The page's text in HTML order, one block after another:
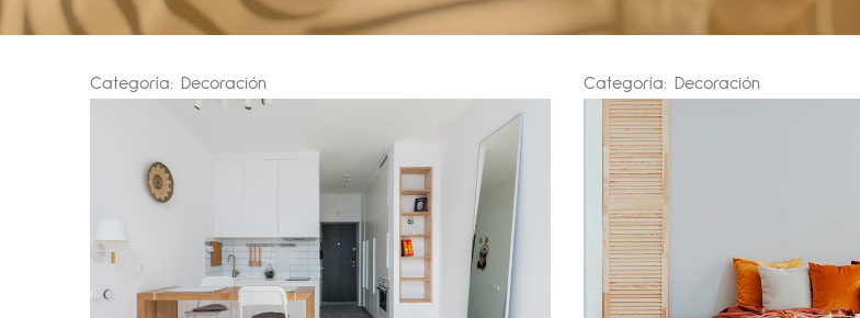
Categoría: Decoración Categoría: Decoración